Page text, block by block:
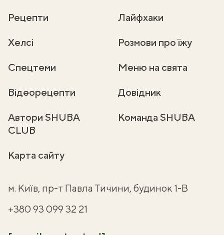
Рецепти Лайфхаки
Хелсі Розмови про їжу
Спецтеми Меню на свята
Відеорецепти Довідник
Автори SHUBA
CLUB
Команда SHUBA
Карта сайту
м. Київ, пр-т Павла Тичини, будинок 1-В
+380 93 099 32 21